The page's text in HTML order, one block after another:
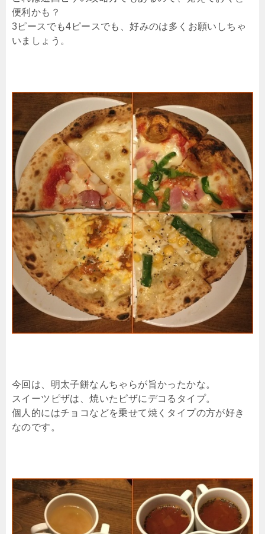
便利かも？
3ピースでも4ピースでも、好みのは多くお願いしちゃ
いましょう。
今回は、明太子餅なんちゃらが旨かったかな。
スイーツピザは、焼いたピザにデコるタイプ。
個人的にはチョコなどを乗せて焼くタイプの方が好き
なのです。